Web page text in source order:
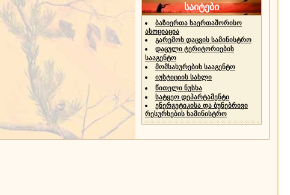
საიტები
ბაზიერთა საერთაშორისო
ასოციაცია
გარემოს დაცვის სამინისტრო
დაცული ტერიტორიების
სააგენტო
მომსახურების სააგენტო
იუსტიციის სახლი
წითელი ნუსხა
სატყეო დეპარტამენტი
ენერგეტიკისა და ბუნებრივი
რესურსების სამინისტრო